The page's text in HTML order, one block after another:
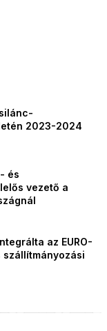
2023-2024
és
vezető a
az EURO-
szállítmányozási